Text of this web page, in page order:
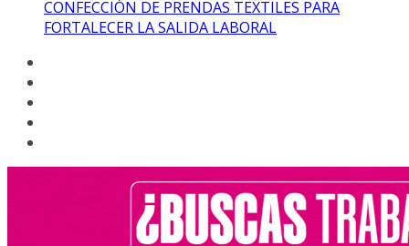
CONFECCIÓN DE PRENDAS TEXTILES PARA
FORTALECER LA SALIDA LABORAL